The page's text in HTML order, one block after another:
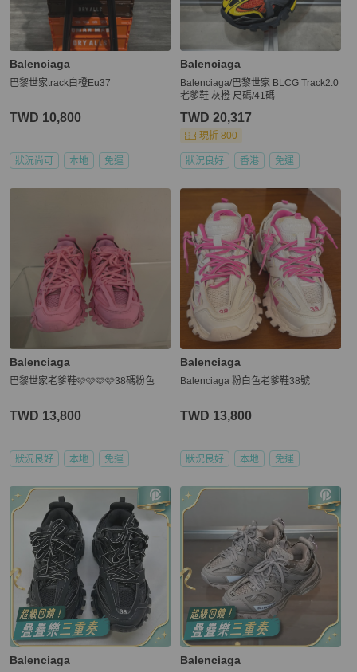
Balenciaga
巴黎世家track白橙Eu37
TWD 10,800
狀況尚可 本地 免運
Balenciaga
Balenciaga/巴黎世家 BLCG Track2.0
老爹鞋 灰橙 尺碼/41碼
TWD 20,317
現折 800
狀況良好 香港 免運
Balenciaga
巴黎世家老爹鞋🩷🩷🩷🩷38碼粉色
TWD 13,800
狀況良好 本地 免運
Balenciaga
Balenciaga 粉白色老爹鞋38號
TWD 13,800
狀況良好 本地 免運
Balenciaga Balenciaga